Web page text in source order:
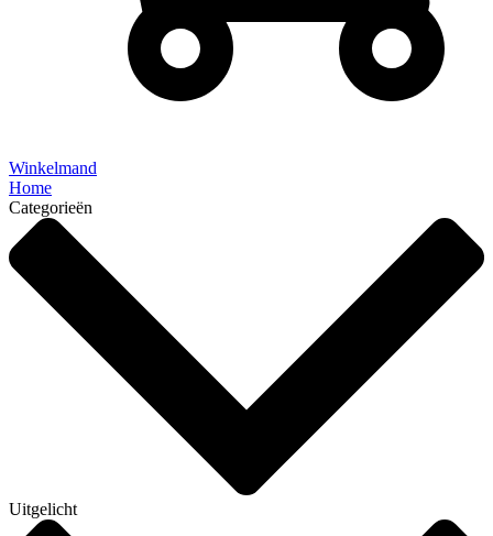
Winkelmand
Home
Categorieën
Uitgelicht